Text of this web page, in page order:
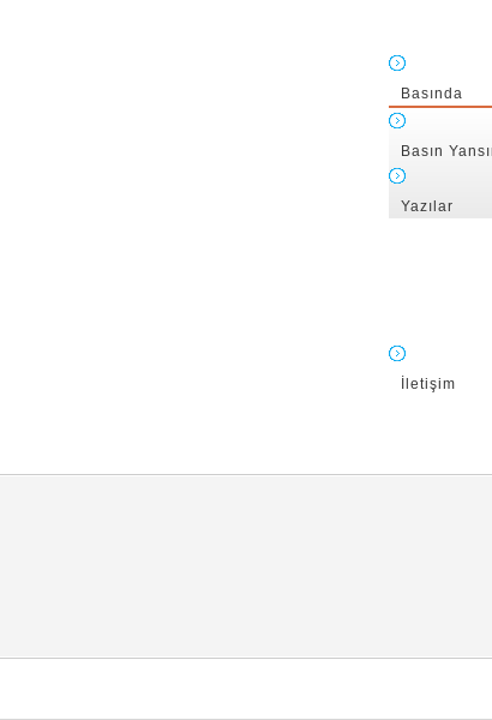
Basında
Basın
Yazılar
İletişim